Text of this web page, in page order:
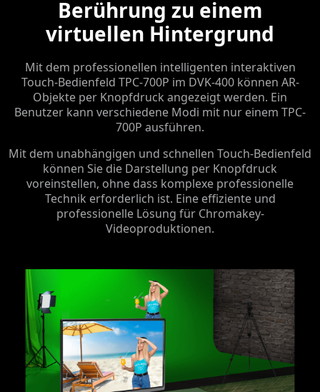
Berührung zu einem
virtuellen Hintergrund
Mit dem professionellen intelligenten interaktiven
Touch-Bedienfeld TPC-700P im DVK-400 können AR-
Objekte per Knopfdruck angezeigt werden. Ein
Benutzer kann verschiedene Modi mit nur einem TPC-
700P ausführen.
Mit dem unabhängigen und schnellen Touch-Bedienfeld
können Sie die Darstellung per Knopfdruck
voreinstellen, ohne dass komplexe professionelle
Technik erforderlich ist. Eine effiziente und
professionelle Lösung für Chromakey-
Videoproduktionen.